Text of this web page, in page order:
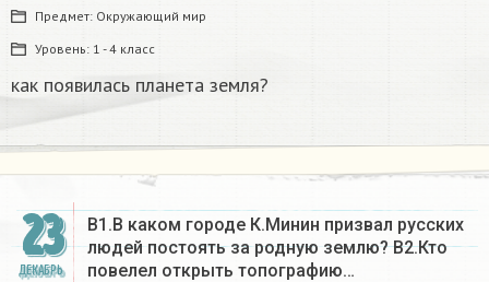
Предмет: Окружающий мир
Уровень: 1 - 4 класс
как появилась планета земля?
23
ДЕКАБРЬ
В1.В каком городе К.Минин призвал русских
людей постоять за родную землю? B2.Кто
повелел открыть топографию…